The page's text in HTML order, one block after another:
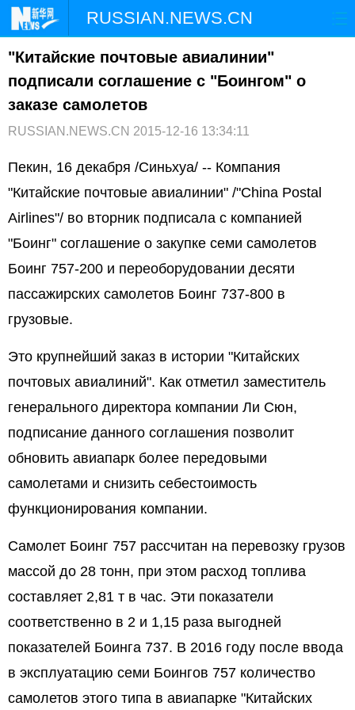
RUSSIAN.NEWS.CN
ГЛАВНАЯ КИТАЙ РФ И СНГ
В МИРЕ ЭКОНОМИКА
НАУКА ПРИРОДА
СПОРТ ЗДОРОВЬЕ
СПЕЦТЕМЫ
"Китайские почтовые авиалинии"
подписали соглашение с "Боингом" о
заказе самолетов
RUSSIAN.NEWS.CN 2015-12-16 13:34:11
Пекин, 16 декабря /Синьхуа/ -- Компания
"Китайские почтовые авиалинии" /"China Postal
Airlines"/ во вторник подписала с компанией
"Боинг" соглашение о закупке семи самолетов
Боинг 757-200 и переоборудовании десяти
пассажирских самолетов Боинг 737-800 в
грузовые.
Это крупнейший заказ в истории "Китайских
почтовых авиалиний". Как отметил заместитель
генерального директора компании Ли Сюн,
подписание данного соглашения позволит
обновить авиапарк более передовыми
самолетами и снизить себестоимость
функционирования компании.
Самолет Боинг 757 рассчитан на перевозку грузов
массой до 28 тонн, при этом расход топлива
составляет 2,81 т в час. Эти показатели
соответственно в 2 и 1,15 раза выгодней
показателей Боинга 737. В 2016 году после ввода
в эксплуатацию семи Боингов 757 количество
самолетов этого типа в авиапарке "Китайских